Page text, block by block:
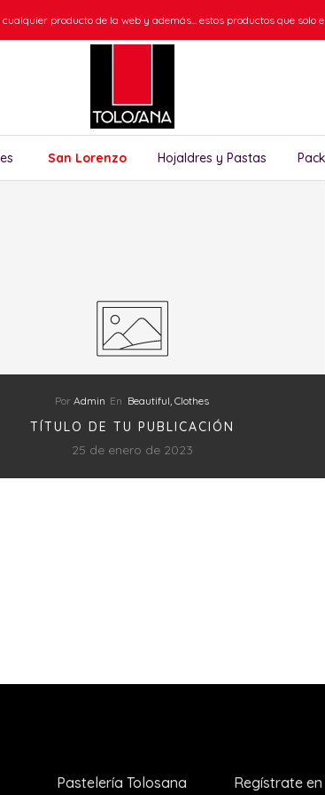
producto de la web y además... estos productos que solo
San Lorenzo Hojaldres y Pastas
Por Admin En Beautiful, Clothes
TÍTULO DE TU PUBLICACIÓN
25 de enero de 2023
Pastelería Tolosana Regístrate